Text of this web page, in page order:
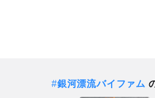
#銀河漂流バイファム